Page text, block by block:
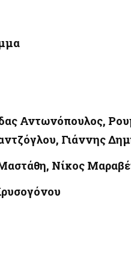
Αντωνόπουλος,
Γιάννης
Νίκος